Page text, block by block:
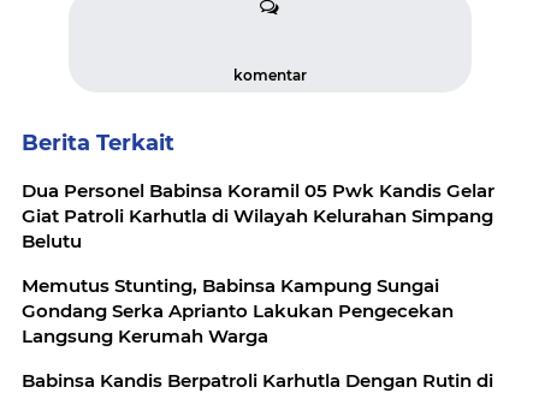
komentar
Berita Terkait
Dua Personel Babinsa Koramil 05 Pwk Kandis Gelar
Giat Patroli Karhutla di Wilayah Kelurahan Simpang
Belutu
Memutus Stunting, Babinsa Kampung Sungai
Gondang Serka Aprianto Lakukan Pengecekan
Langsung Kerumah Warga
Babinsa Kandis Berpatroli Karhutla Dengan Rutin di